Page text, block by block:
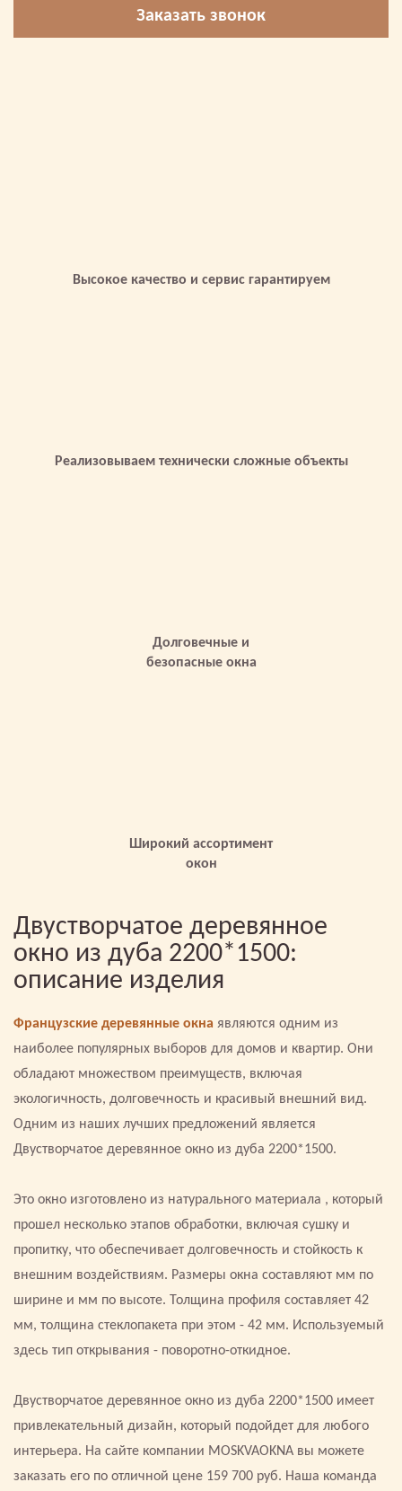
Заказать звонок
Высокое качество и сервис гарантируем
Реализовываем технически сложные объекты
Долговечные и
безопасные окна
Широкий ассортимент
окон
Двустворчатое деревянное
окно из дуба 2200*1500:
описание изделия
Французские деревянные окна являются одним из
наиболее популярных выборов для домов и квартир. Они
обладают множеством преимуществ, включая
экологичность, долговечность и красивый внешний вид.
Одним из наших лучших предложений является
Двустворчатое деревянное окно из дуба 2200*1500.
Это окно изготовлено из натурального материала , который
прошел несколько этапов обработки, включая сушку и
пропитку, что обеспечивает долговечность и стойкость к
внешним воздействиям. Размеры окна составляют мм по
ширине и мм по высоте. Толщина профиля составляет 42
мм, толщина стеклопакета при этом - 42 мм. Используемый
здесь тип открывания - поворотно-откидное.
Двустворчатое деревянное окно из дуба 2200*1500 имеет
привлекательный дизайн, который подойдет для любого
интерьера. На сайте компании MOSKVAOKNA вы можете
заказать его по отличной цене 159 700 руб. Наша команда